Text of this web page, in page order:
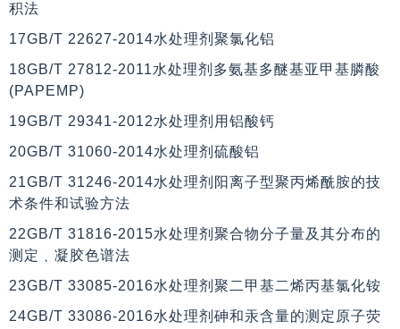
积法
17GB/T 22627-2014水处理剂聚氯化铝
18GB/T 27812-2011水处理剂多氨基多醚基亚甲基膦酸
(PAPEMP)
19GB/T 29341-2012水处理剂用铝酸钙
20GB/T 31060-2014水处理剂硫酸铝
21GB/T 31246-2014水处理剂阳离子型聚丙烯酰胺的技
术条件和试验方法
22GB/T 31816-2015水处理剂聚合物分子量及其分布的
测定﹑凝胶色谱法
23GB/T 33085-2016水处理剂聚二甲基二烯丙基氯化铵
24GB/T 33086-2016水处理剂砷和汞含量的测定原子荧